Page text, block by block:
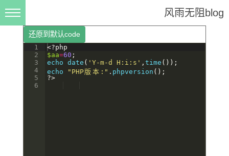
首页
在线工具
在线HTTP post/get测试
风雨无阻blog
还原到默认code
1
2
3
4
5
6
<?php
$aa=60 ;
echo date ( 'Y-m-d H:i:s' , time ( )) ;
echo
"PHP版 本 :" . phpversion ( ) ;
?>